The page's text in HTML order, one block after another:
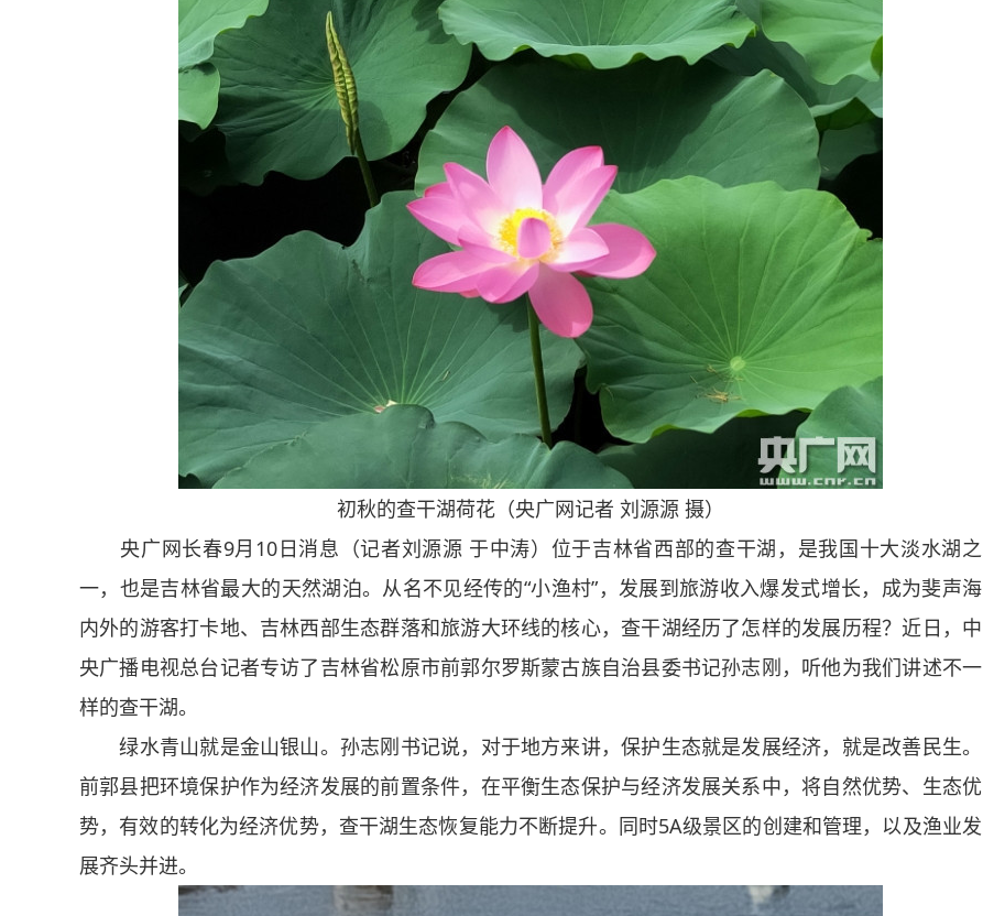
初秋的查干湖荷花（央广网记者 刘源源 摄）
央广网长春9月10日消息（记者刘源源 于中涛）位于吉林省西部的查干湖，是我国十大淡水湖之
一，也是吉林省最大的天然湖泊。从名不见经传的“小渔村”，发展到旅游收入爆发式增长，成为斐声海
内外的游客打卡地、吉林西部生态群落和旅游大环线的核心，查干湖经历了怎样的发展历程？近日，中
央广播电视总台记者专访了吉林省松原市前郭尔罗斯蒙古族自治县委书记孙志刚，听他为我们讲述不一
样的查干湖。
绿水青山就是金山银山。孙志刚书记说，对于地方来讲，保护生态就是发展经济，就是改善民生。
前郭县把环境保护作为经济发展的前置条件，在平衡生态保护与经济发展关系中，将自然优势、生态优
势，有效的转化为经济优势，查干湖生态恢复能力不断提升。同时5A级景区的创建和管理，以及渔业发
展齐头并进。